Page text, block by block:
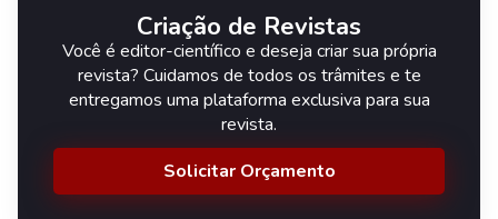
Criação de Revistas
Você é editor-científico e deseja criar sua própria
revista? Cuidamos de todos os trâmites e te
entregamos uma plataforma exclusiva para sua
revista.
Solicitar Orçamento